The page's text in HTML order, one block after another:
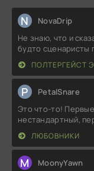
N NovaDrip
Не знаю, что и
будто сценаристы
ПОЛТЕРГЕЙСТ
P PetalSnare
Это что-то!
нестандартный,
ЛЮБОВНИКИ
M MoonyYawn